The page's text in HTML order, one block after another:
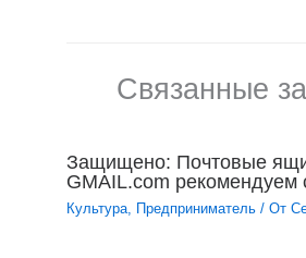
Связанные
Защищено: Почтовые
GMAIL.com рекомендуем
Культура Предприниматель / От